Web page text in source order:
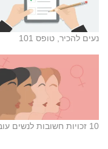
נעים להכיר, טופס 101
10 זכויות חשובות לנשים עובדות